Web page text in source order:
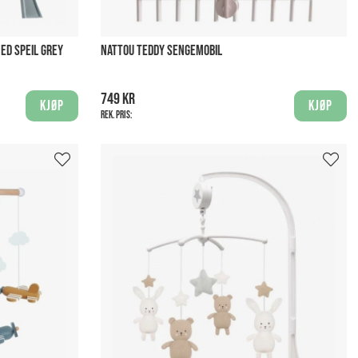
SPEIL GREY
Kjøp
NATTOU TEDDY SENGEMOBIL
749 kr
Rek. pris:
Kjøp